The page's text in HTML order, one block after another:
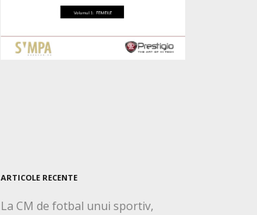
ARTICOLE RECENTE
La CM de fotbal unui sportiv,